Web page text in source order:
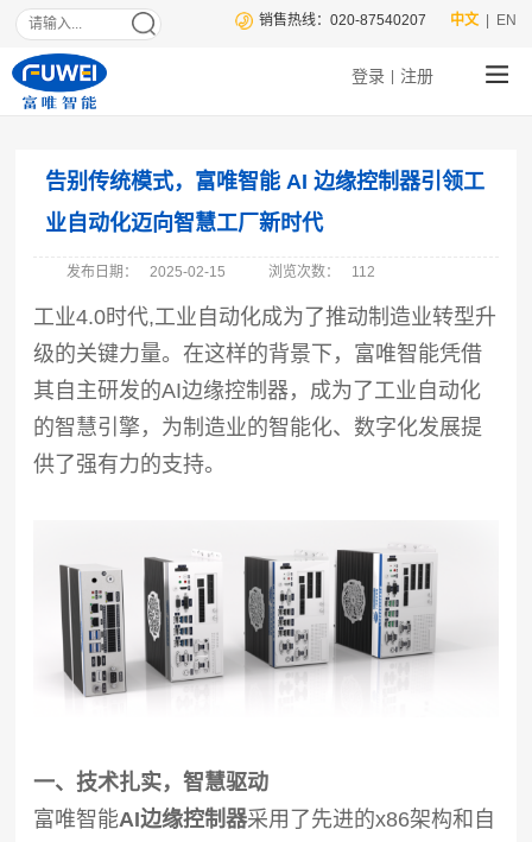
| EN
中文
销售热线：020-87540207
登录 注册
告别传统模式，富唯智能 AI 边缘控制器引领工
业自动化迈向智慧工厂新时代
发布日期： 2025-02-15 浏览次数： 112
工业4.0时代,工业自动化成为了推动制造业转型升
级的关键力量。在这样的背景下，富唯智能凭借
其自主研发的AI边缘控制器，成为了工业自动化
的智慧引擎，为制造业的智能化、数字化发展提
供了强有力的支持。
一、技术扎实，智慧驱动
富唯智能AI边缘控制器采用了先进的x86架构和自